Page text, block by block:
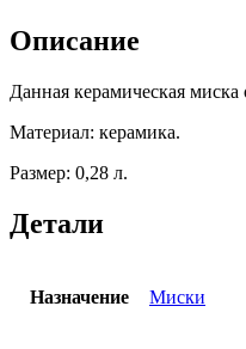
Описание
Данная керамическая
Материал: керамика.
Размер: 0,28 л.
Детали
Назначение Миски